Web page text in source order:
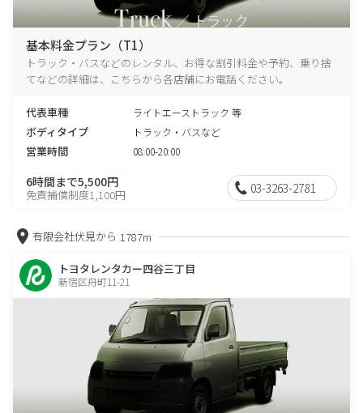
基本料金プラン（T1）
トラック・バスなどのレンタル、お得な割引料金や予約、乗り捨
てなどの詳細は、こちらから各店舗にお電話ください。
代表車種 ライトエーストラック 等
ボディタイプ トラック・バスなど
営業時間 08:00-20:00
6時間まで5,500円
免責補償制度1,100円 03-3263-2781
有限会社伏見から 1787m
トヨタレンタカー四谷三丁目
新宿区舟町11-21